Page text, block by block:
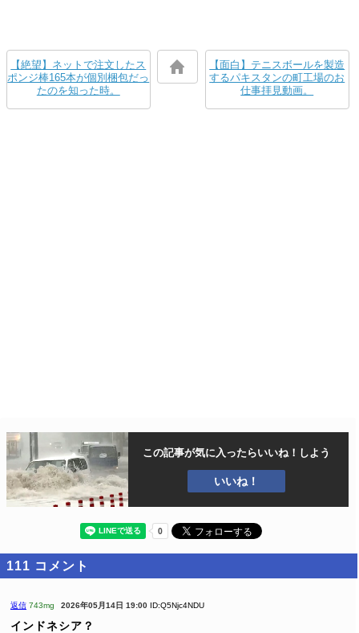
【絶望】ネットで注文したス
ポンジ棒165本が個別梱包だっ
たのを知った時。
【面白】テニスボールを製造
するパキスタンの町工場のお
仕事拝見動画。
この記事が気に入ったらいいね！しよう
いいね！
111 コメント
返信 743mg 2026年05月14日 19:00 ID:Q5Njc4NDU
インドネシア？